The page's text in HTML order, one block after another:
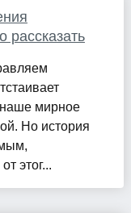
рассказать
мирное
Но история
этог...